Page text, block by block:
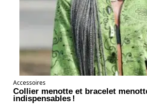
Accessoires
Collier menotte et bracelet
indispensables !